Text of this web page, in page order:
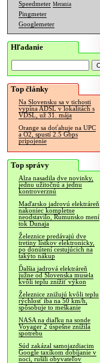
Speedmeter Merania
Pingmeter
Googlemeter
Hľadanie
Top články
Na Slovensku sa v tichosti
vypína ADSL v lokalitách s
VDSL, už 31. mája
Orange sa doťahuje na UPC
a O2, spustí 2.5 Gbps
pripojenie
Top správy
Alza nasadila dve novinky,
jednu užitočnú a jednu
kontroverznú
Maďarsko jadrovú elektráreň
nakoniec kompletne
neodstavilo, Rumunsko mení
tok Dunaja
Železnice predávajú dve
tretiny lístkov elektronicky,
po donútení cestujúcich na
takýto nákup
Ďalšia jadrová elektráreň
južne od Slovenska musela
kvôli teplu znížiť výkon
Železnice znižujú kvôli teplu
rýchlosť iba na 50 km/h,
spôsobuje to meškanie
NASA na diaľku na sonde
Voyager 2 úspešne znížila
spotrebu
Súd zakázal samojazdiacim
Google taxíkom dobíjanie v
noci, rušili obyvateľov